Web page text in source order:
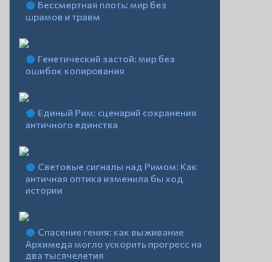
Бессмертная плоть: мир без
шрамов и травм
Генетический застой: мир без
ошибок копирования
Единый Рим: сценарий сохранения
античного единства
Световые сигналы над Римом: Как
античная оптика изменила бы ход
истории
Спасение гения: как выживание
Архимеда могло ускорить прогресс на
два тысячелетия